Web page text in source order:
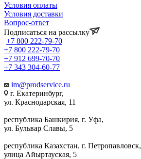
Условия оплаты
Условия доставки
Вопрос-ответ
Подписаться на рассылку
+7 800 222-79-70
+7 800 222-79-70
+7 912 699-70-70
+7 343 304-60-77
im@prodservice.ru
г. Екатеринбург,
ул. Краснодарская, 11
республика Башкирия, г. Уфа,
ул. Бульвар Славы, 5
республика Казахстан, г. Петропавловск,
улица Айыртауская, 5